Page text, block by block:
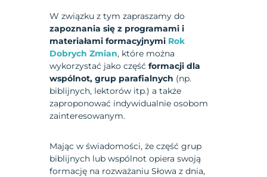
W związku z tym zapraszamy do
zapoznania się z programami i
materiałami formacyjnymi Rok
Dobrych Zmian, które można
wykorzystać jako częśćformacji dla
wspólnot, grup parafialnych (np.
biblijnych, lektorów itp.) a także
zaproponować indywidualnie osobom
zainteresowanym.
Mając w świadomości, że część grup
biblijnych lub wspólnot opiera swoją
formację na rozważaniu Słowa z dnia,